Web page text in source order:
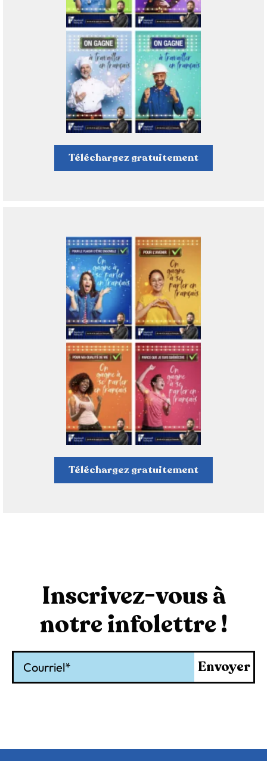
Téléchargez gratuitement
Téléchargez gratuitement
Inscrivez-vous à
notre infolettre !
Envoyer